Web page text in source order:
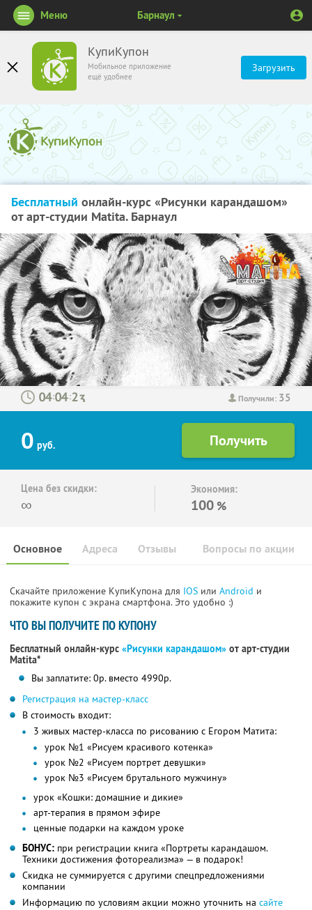
КупиКупон
Мобильное приложение
ещё удобнее
Загрузить
Меню Барнаул
Бесплатный онлайн-курс «Рисунки карандашом»
от арт-студии Matita. Барнаул
Получили: 35
: :
0 руб.
Цена без скидки:
∞
Экономия:
100 %
Основное Отзывы Вопросы по акции
Адреса
Скачайте приложение КупиКупона для IOS или Android и
покажите купон с экрана смартфона. Это удобно :)
ЧТО ВЫ ПОЛУЧИТЕ ПО КУПОНУ
Бесплатный онлайн-курс «Рисунки карандашом» от арт-студии
Matita*
Вы заплатите: 0р. вместо 4990р.
Регистрация на мастер-класс
В стоимость входит:
3 живых мастер-класса по рисованию с Егором Матита:
урок №1 «Рисуем красивого котенка»
урок №2 «Рисуем портрет девушки»
урок №3 «Рисуем брутального мужчину»
урок «Кошки: домашние и дикие»
арт-терапия в прямом эфире
ценные подарки на каждом уроке
БОНУС: при регистрации книга «Портреты карандашом.
Техники достижения фотореализма» — в подарок!
Скидка не суммируется с другими спецпредложениями
компании
Информацию по условиям акции можно уточнить на сайте